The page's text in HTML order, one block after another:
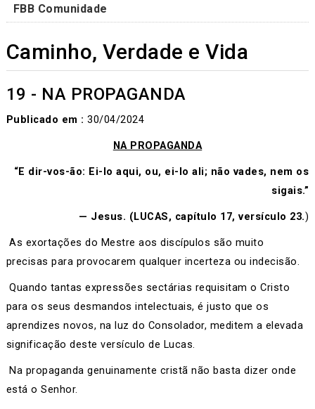
FBB Comunidade
Caminho, Verdade e Vida
19 - NA PROPAGANDA
Publicado em : 30/04/2024
NA PROPAGANDA
“E dir-vos-ão: Ei-lo aqui, ou, ei-lo ali; não vades, nem os
sigais.”
— Jesus. (LUCAS, capítulo 17, versículo 23.)
As exortações do Mestre aos discípulos são muito
precisas para provocarem qualquer incerteza ou indecisão.
Quando tantas expressões sectárias requisitam o Cristo
para os seus desmandos intelectuais, é justo que os
aprendizes novos, na luz do Consolador, meditem a elevada
significação deste versículo de Lucas.
Na propaganda genuinamente cristã não basta dizer onde
está o Senhor.